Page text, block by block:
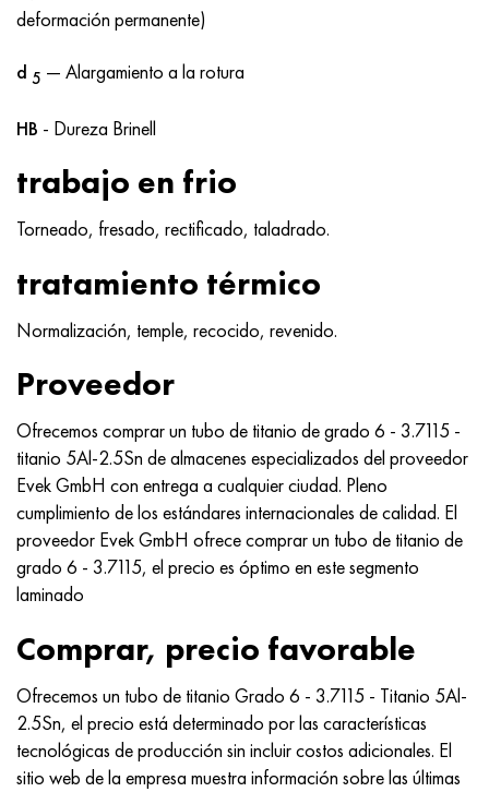
deformación permanente)
d 5 — Alargamiento a la rotura
HB - Dureza Brinell
trabajo en frio
Torneado, fresado, rectificado, taladrado.
tratamiento térmico
Normalización, temple, recocido, revenido.
Proveedor
Ofrecemos comprar un tubo de titanio de grado 6 - 3.7115 -
titanio 5Al-2.5Sn de almacenes especializados del proveedor
Evek GmbH con entrega a cualquier ciudad. Pleno
cumplimiento de los estándares internacionales de calidad. El
proveedor Evek GmbH ofrece comprar un tubo de titanio de
grado 6 - 3.7115, el precio es óptimo en este segmento
laminado
Comprar, precio favorable
Ofrecemos un tubo de titanio Grado 6 - 3.7115 - Titanio 5Al-
2.5Sn, el precio está determinado por las características
tecnológicas de producción sin incluir costos adicionales. El
sitio web de la empresa muestra información sobre las últimas
Hastelloy C-276
Hastelloy C2000
Hastelloy 3
Hastelloy x
udimet 500
udimet 720
40XFA, 1.7223, AISI 4142
45X, 45h, 1.7035
45HN2MFA, k2425, 45hnmf
A40G, 44smn28, 1.0762, 46s20